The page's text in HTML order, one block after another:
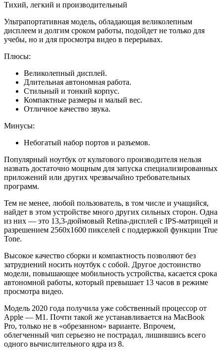
Тихий, легкий и производительный
Ультрапортативная модель, обладающая великолепным
дисплеем и долгим сроком работы, подойдет не только для
учебы, но и для просмотра видео в перерывах.
Плюсы:
Великолепный дисплей.
Длительная автономная работа.
Стильный и тонкий корпус.
Компактные размеры и малый вес.
Отличное качество звука.
Минусы:
Небогатый набор портов и разъемов.
Популярный ноутбук от культового производителя нельзя
назвать достаточно мощным для запуска специализированных
приложений или других чрезвычайно требовательных
программ.
Тем не менее, любой пользователь, в том числе и учащийся,
найдет в этом устройстве много других сильных сторон. Одна
из них — это 13,3-дюймовый Retina-дисплей с IPS-матрицей и
разрешением 2560x1600 пикселей с поддержкой функции True
Tone.
Высокое качество сборки и компактность позволяют без
затруднений носить ноутбук с собой. Другое достоинство
модели, повышающее мобильность устройства, касается срока
автономной работы, который превышает 13 часов в режиме
просмотра видео.
Модель 2020 года получила уже собственный процессор от
Apple — М1. Почти такой же устанавливается на MacBook
Pro, только не в «обрезанном» варианте. Впрочем,
облегченный чип серьезно не пострадал, лишившись всего
одного вычислительного ядра из 8.